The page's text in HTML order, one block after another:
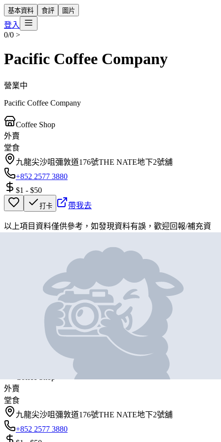
基本資料 食評 圖片
登入
0/0 >
Pacific Coffee Company
營業中
Pacific Coffee Company
Coffee Shop
外賣
堂食
九龍尖沙咀彌敦道176號THE NATE地下2號舖
+852 2577 3880
$1 - $50
打卡 帶我去
以上項目資料僅供參考，如發現資料有誤，歡迎回報/補充資
Pacific Coffee Company
Pacific Coffee Company
外賣
堂食
九龍尖沙咀彌敦道176號THE NATE地下2號舖
+852 2577 3880